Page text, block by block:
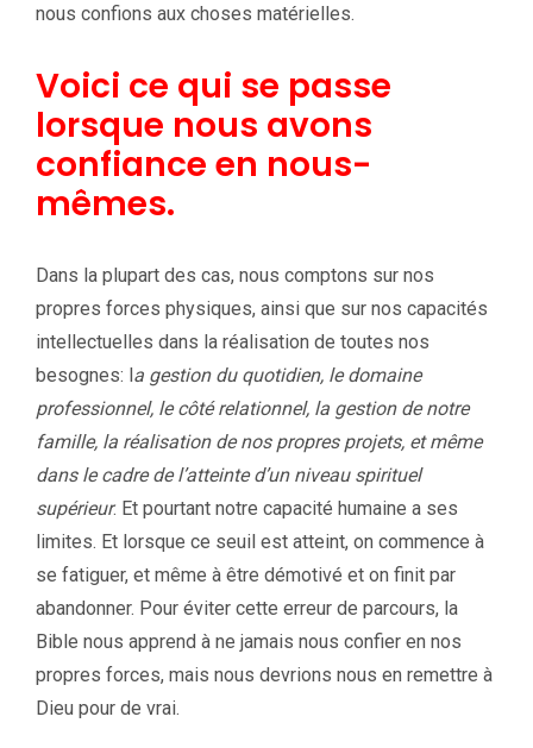
nous confions aux choses matérielles.
Voici ce qui se passe
lorsque nous avons
confiance en nous-
mêmes.
Dans la plupart des cas, nous comptons sur nos
propres forces physiques, ainsi que sur nos capacités
intellectuelles dans la réalisation de toutes nos
besognes: la gestion du quotidien, le domaine
professionnel, le côté relationnel, la gestion de notre
famille, la réalisation de nos propres projets, et même
dans le cadre de l’atteinte d’un niveau spirituel
supérieur. Et pourtant notre capacité humaine a ses
limites. Et lorsque ce seuil est atteint, on commence à
se fatiguer, et même à être démotivé et on finit par
abandonner. Pour éviter cette erreur de parcours, la
Bible nous apprend à ne jamais nous confier en nos
propres forces, mais nous devrions nous en remettre à
Dieu pour de vrai.